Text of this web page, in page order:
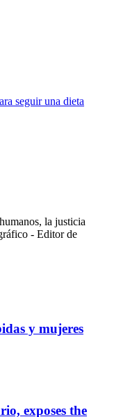
seguir una dieta
la justicia
- Editor de
y mujeres
exposes the